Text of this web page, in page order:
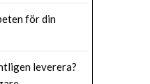
för din
leverera?